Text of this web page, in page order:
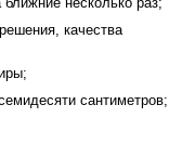
качества
сантиметров;